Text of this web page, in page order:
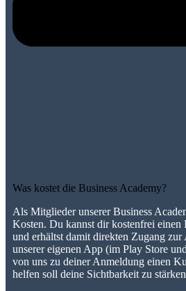
Was kostet die Business Academy?
Als Mitglieder unserer Business
Kosten. Du kannst dir kostenfrei einen
und erhältst damit direkten Zugang
unserer eigenen App (im Play Store
von uns zu deiner Anmeldung einen
helfen soll deine Sichtbarkeit zu